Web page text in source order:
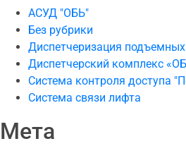
АСУД "ОБЬ"
Без рубрики
Диспетчеризация
Диспетчерский комплекс
Система контроля доступа
Система связи лифта
Мета